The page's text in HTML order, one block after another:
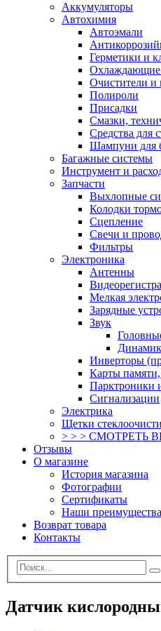
Аккумуляторы
Автохимия
Автоэмали
Герметики и
Охлаждающие
Очистители и
Полироли
Присадки
Смазки,
Средства для
Шампуни для
Багажные системы
Инструмент и
Запчасти
Выхлопные
Колодки
Сцепление
Свечи и
Фильтры
Электроника
Антенны
Мелкая
Зарядные
Звук
Инверторы
Карты
Парктроники
Сигнализации
Электрика
Щетки
> > > СМОТРЕТЬ
Отзывы
О магазине
История магазина
Фотографии
Сертификаты
Наши преимущества
Возврат товара
Контакты
Датчик